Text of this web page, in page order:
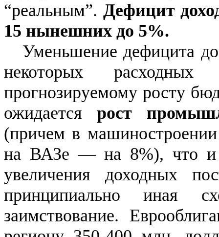
“реальным”. Дефицит
15 нынешних до 5%.
Уменьшение дефицита
некоторых
прогнозируемому росту
ожидается рост
(причем в
на ВАЗе — на 8%), что и
увеличения доходных
принципиально иная
заимствование.